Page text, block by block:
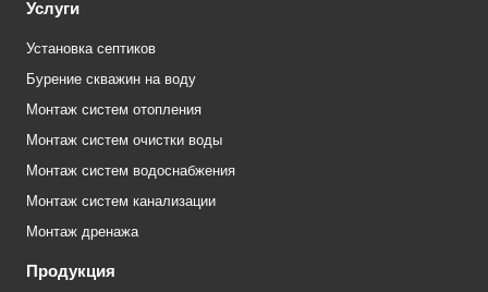
Услуги
Установка септиков
Бурение скважин на воду
Монтаж систем отопления
Монтаж систем очистки воды
Монтаж систем водоснабжения
Монтаж систем канализации
Монтаж дренажа
Продукция